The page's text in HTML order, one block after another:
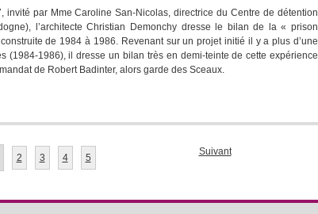
invité par Mme Caroline San-Nicolas, directrice du Centre de détention
l’architecte Christian Demonchy dresse le bilan de la « prison
de 1984 à 1986. Revenant sur un projet initié il y a plus d’une
(1984-1986), il dresse un bilan très en demi-teinte de cette expérience
de Robert Badinter, alors garde des Sceaux.
2 3 4 5
Suivant